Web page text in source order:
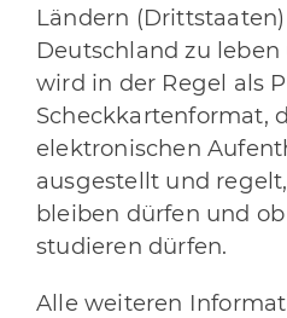
Ländern
Deutschland zu
wird in der Regel als
Scheckkartenformat,
elektronischen
ausgestellt und
bleiben dürfen und
studieren dürfen.
Alle weiteren